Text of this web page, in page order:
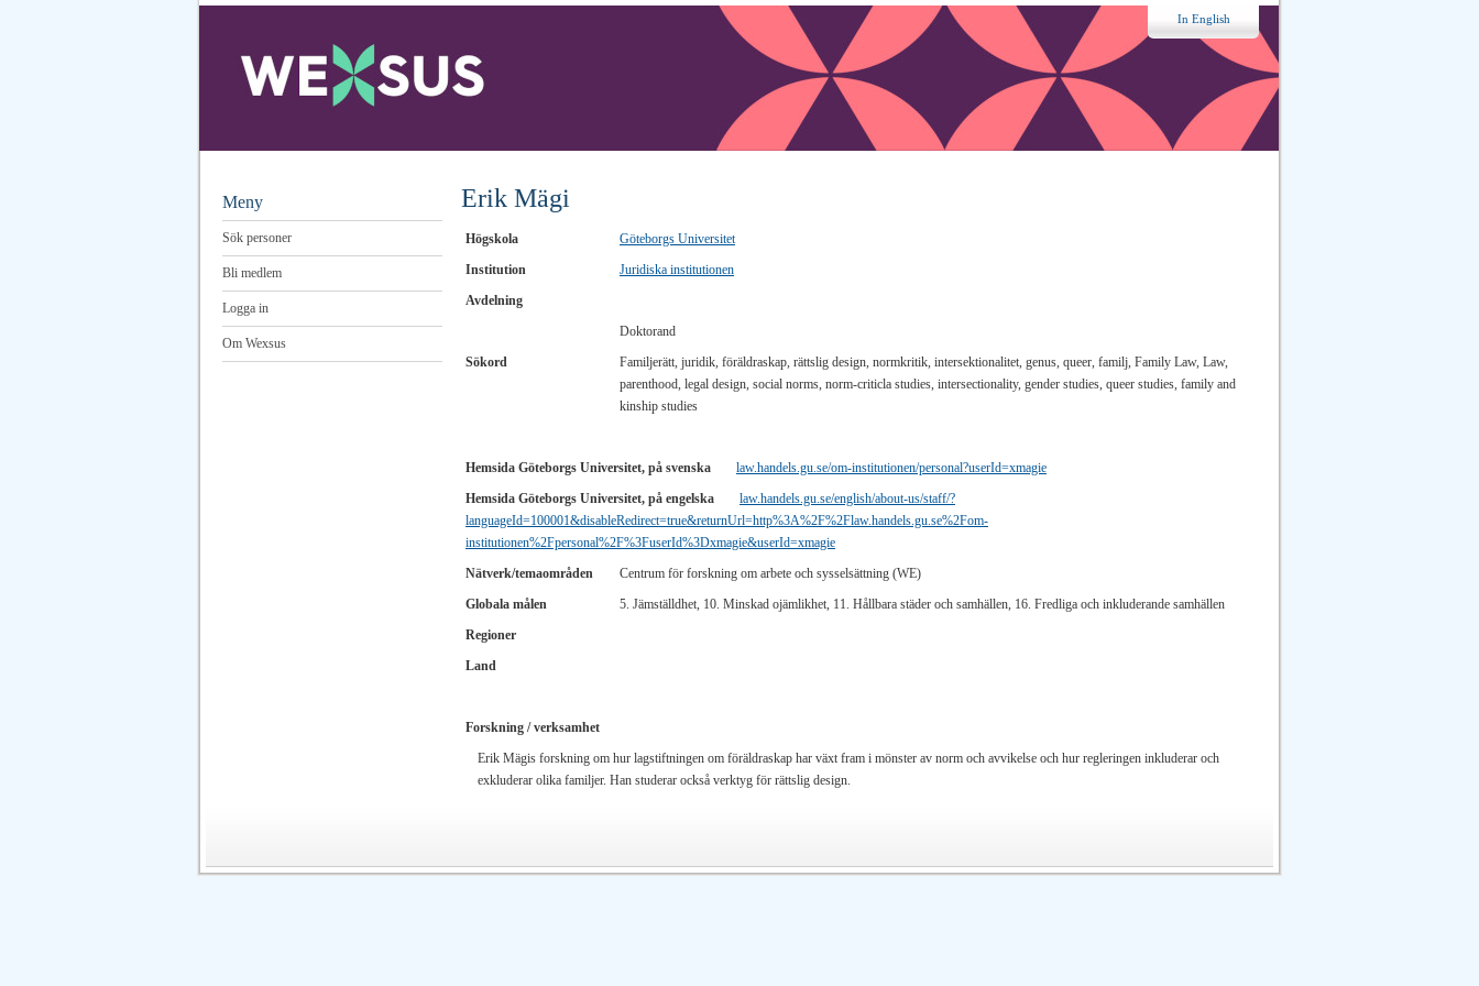
In English
Meny
Sök personer
Bli medlem
Logga in
Om Wexsus
Erik Mägi
Högskola
Göteborgs Universitet
Institution
Juridiska institutionen
Avdelning
Doktorand
Sökord
Familjerätt, juridik, föräldraskap, rättslig design, normkritik, intersektionalitet, genus, queer, familj, Family Law, Law,
parenthood, legal design, social norms, norm-criticla studies, intersectionality, gender studies, queer studies, family and
kinship studies
Hemsida Göteborgs Universitet, på svenska
law.handels.gu.se/om-institutionen/personal?userId=xmagie
Hemsida Göteborgs Universitet, på engelska
law.handels.gu.se/english/about-us/staff/?
languageId=100001&disableRedirect=true&returnUrl=http%3A%2F%2Flaw.handels.gu.se%2Fom-
institutionen%2Fpersonal%2F%3FuserId%3Dxmagie&userId=xmagie
Nätverk/temaområden
Centrum för forskning om arbete och sysselsättning (WE)
Globala målen
5. Jämställdhet, 10. Minskad ojämlikhet, 11. Hållbara städer och samhällen, 16. Fredliga och inkluderande samhällen
Regioner
Land
Forskning / verksamhet
Erik Mägis forskning om hur lagstiftningen om föräldraskap har växt fram i mönster av norm och avvikelse och hur regleringen inkluderar och
exkluderar olika familjer. Han studerar också verktyg för rättslig design.